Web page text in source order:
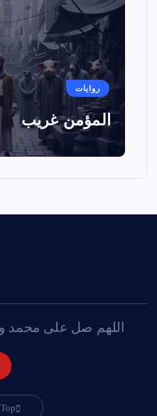
روايات
المؤمن غريب
اللهم صل على